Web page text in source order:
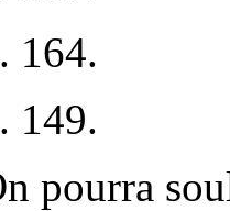
164.
149.
pourra